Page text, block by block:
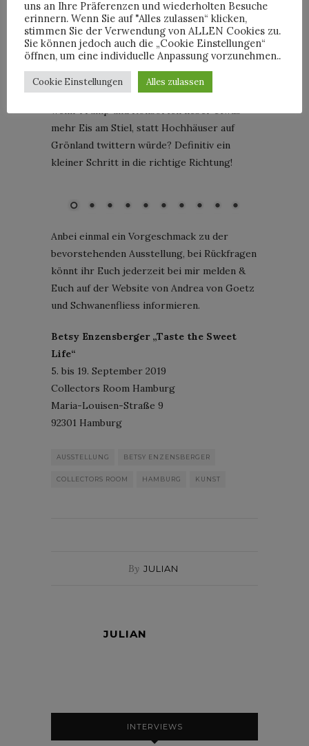
Wunsch nach Ablenkung und positive vibes
ausschlaggebend für mein Interesse an der
Ausstellung „Taste the Sweet Life“, Trübsal-
Schlagen kann man schließlich mehr als
genug: Vor allem in Angesicht der
politischen Lage unserer Welt. Wie wäre es,
mehr Eis am Stiel, statt Hochhäuser auf
Grönland twittern würde? Definitiv ein
kleiner Schritt in die richtige Richtung!
Anbei einmal ein Vorgeschmack zu der
bevorstehenden Ausstellung, bei Rückfragen
könnt ihr Euch jederzeit bei mir melden &
Euch auf der Website von Andrea von Goetz
und Schwanenfliess informieren.
Betsy Enzensberger „Taste the Sweet
Life“
5. bis 19. September 2019
Collectors Room Hamburg
Maria-Louisen-Straße 9
92301 Hamburg
AUSSTELLUNG BETSY ENZENSBERGER
COLLECTORS ROOM HAMBURG KUNST
By JULIAN
JULIAN
INTERVIEWS
uns an Ihre Präferenzen und wiederholten Besuche
erinnern. Wenn Sie auf "Alles zulassen“ klicken,
stimmen Sie der Verwendung von ALLEN Cookies zu.
Sie können jedoch auch die „Cookie Einstellungen“
öffnen, um eine individuelle Anpassung vorzunehmen..
Cookie Einstellungen Alles zulassen